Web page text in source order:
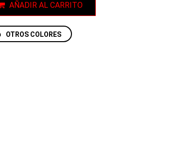
AÑADIR AL CARRITO
OTROS COLORES